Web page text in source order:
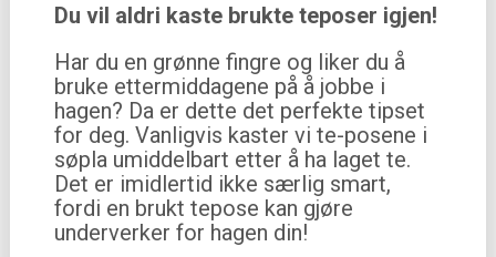
Du vil aldri kaste brukte teposer igjen!
Har du en grønne fingre og liker du å
bruke ettermiddagene på å jobbe i
hagen? Da er dette det perfekte tipset
for deg. Vanligvis kaster vi te-posene i
søpla umiddelbart etter å ha laget te.
Det er imidlertid ikke særlig smart,
fordi en brukt tepose kan gjøre
underverker for hagen din!